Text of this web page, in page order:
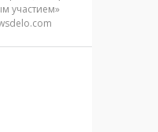
участием»